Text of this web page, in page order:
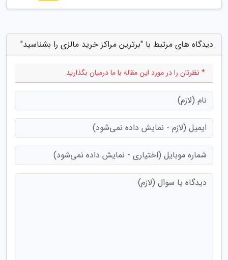
دیدگاه های مرتبط با "برترین مراکز خرید مالزی را بشناسید"
* نظرتان را در مورد این مقاله با ما درمیان بگذارید